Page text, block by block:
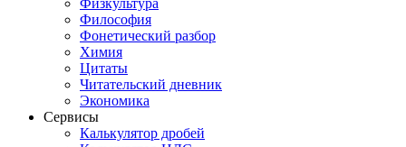
Физкультура
Философия
Фонетический разбор
Химия
Цитаты
Читательский дневник
Экономика
Сервисы
Калькулятор дробей